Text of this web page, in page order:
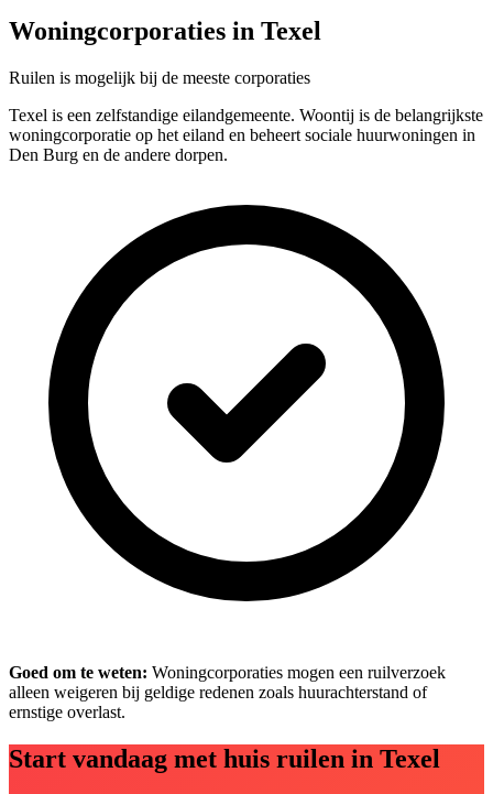
Woningcorporaties in Texel
Ruilen is mogelijk bij de meeste corporaties
Texel is een zelfstandige eilandgemeente. Woontij is de belangrijkste
woningcorporatie op het eiland en beheert sociale huurwoningen in
Den Burg en de andere dorpen.
Goed om te weten: Woningcorporaties mogen een ruilverzoek
alleen weigeren bij geldige redenen zoals huurachterstand of
ernstige overlast.
Start vandaag met huis ruilen in Texel